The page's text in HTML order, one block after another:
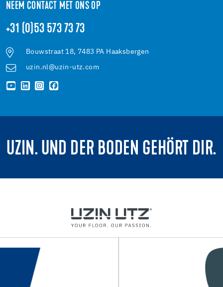
NEEM CONTACT MET ONS OP
+31 (0)53 573 73 73
Bouwstraat 18, 7483 PA Haaksbergen
uzin.nl@uzin-utz.com
UZIN. UND DER BODEN GEHÖRT DIR.